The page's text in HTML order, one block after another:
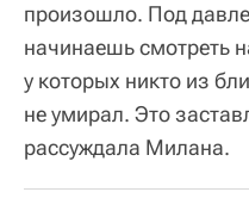
произошло. Под
начинаешь смотреть
у которых никто из
не умирал. Это
рассуждала Милана.